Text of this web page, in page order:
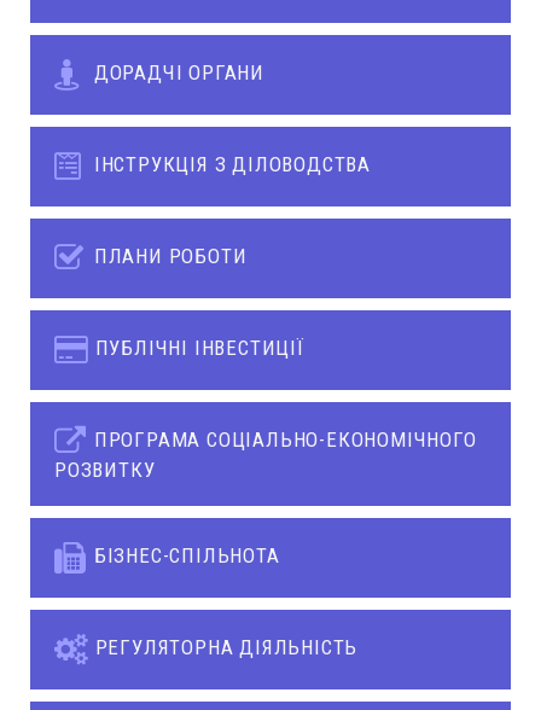
ДОРАДЧІ ОРГАНИ
ІНСТРУКЦІЯ З ДІЛОВОДСТВА
ПЛАНИ РОБОТИ
ПУБЛІЧНІ ІНВЕСТИЦІЇ
ПРОГРАМА СОЦІАЛЬНО-ЕКОНОМІЧНОГО
РОЗВИТКУ
БІЗНЕС-СПІЛЬНОТА
РЕГУЛЯТОРНА ДІЯЛЬНІСТЬ